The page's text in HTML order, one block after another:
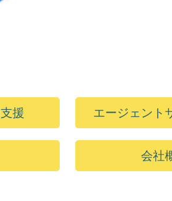
援 エージェント
会社